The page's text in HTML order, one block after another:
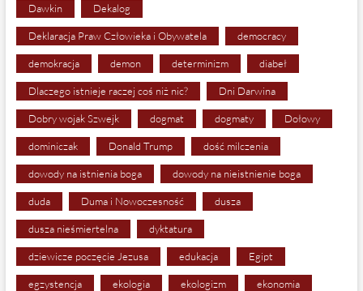
Dawkin Dekalog
Deklaracja Praw Człowieka i Obywatela democracy
demokracja demon determinizm diabeł
Dlaczego istnieje raczej coś niż nic? Dni Darwina
Dobry wojak Szwejk dogmat dogmaty Dołowy
dominiczak Donald Trump dość milczenia
dowody na istnienia boga dowody na nieistnienie boga
duda Duma i Nowoczesność dusza
dusza nieśmiertelna dyktatura
dziewicze poczęcie Jezusa edukacja Egipt
egzystencja ekologia ekologizm ekonomia